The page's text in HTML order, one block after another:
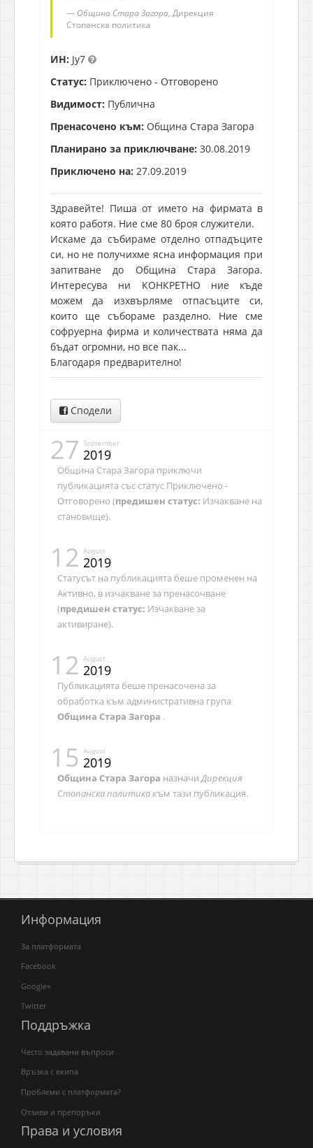
Община Стара Загора, Дирекция
Стопанска политика
ИН: Jy7
Статус: Приключено - Отговорено
Видимост: Публична
Пренасочено към: Община Стара Загора
Планирано за приключване: 30.08.2019
Приключено на: 27.09.2019
Здравейте! Пиша от името на фирмата в
която работя. Ние сме 80 броя служители.
Искаме да събираме отделно отпадъците
си, но не получихме ясна информация при
запитване до Община Стара Загора.
Интересува ни КОНКРЕТНО ние къде
можем да изхвърляме отпасъците си,
които ще събораме разделно. Ние сме
софруерна фирма и количествата няма да
бъдат огромни, но все пак...
Благодаря предварително!
Сподели
27 September
2019
Община Стара Загора приключи
публикацията със статус Приключено -
Отговорено (предишен статус: Изчакване на
становище).
12 August
2019
Статусът на публикацията беше променен на
Активно, в изчакване за пренасочване
(предишен статус: Изчакване за
активиране).
12 August
2019
Публикацията беше пренасочена за
обработка към административна група
Община Стара Загора .
15 August
2019
Община Стара Загора назначи Дирекция
Стопанска политика към тази публикация.
Информация
За платформата
Facebook
Google+
Twitter
Поддръжка
Често задавани въпроси
Връзка с екипа
Проблеми с платформата?
Отзиви и препоръки
Права и условия